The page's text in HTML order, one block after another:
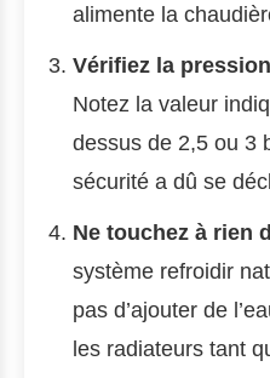
alimente la
Vérifiez la
Notez la valeur
dessus de 2,5 ou 3
sécurité a dû se
Ne touchez à rien
système refroidir
pas d’ajouter de
les radiateurs tant